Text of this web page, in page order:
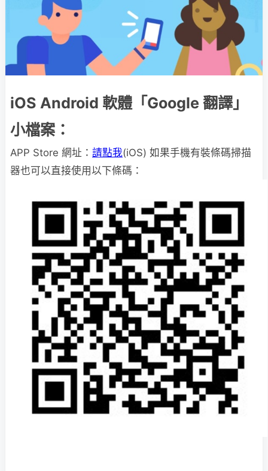
iOS Android 軟體「Google 翻譯」
小檔案：
APP Store 網址： 請點我(iOS) 如果手機有裝條碼掃描
器也可以直接使用以下條碼：